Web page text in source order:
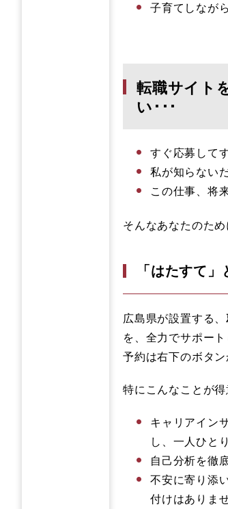
子育てしな
転職サイト
い･･･
すぐ応募して
私が知らない
この仕事、将
そんなあなたのため
「はたすて」
広島県が設置する、
を、全力でサポート
予約は右下のボタン
特にこんなことが得
キャリアイン
し、一人ひと
自己分析を徹
不安に寄り添
付けはありませ